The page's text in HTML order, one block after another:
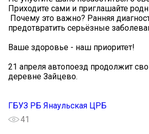
Приходите сами и приглашайте
Почему это важно? Ранняя
предотвратить серьёзные
Ваше здоровье - наш приоритет!
21 апреля автопоезд продолжит
деревне Зайцево.
ГБУЗ РБ Янаульская ЦРБ
41